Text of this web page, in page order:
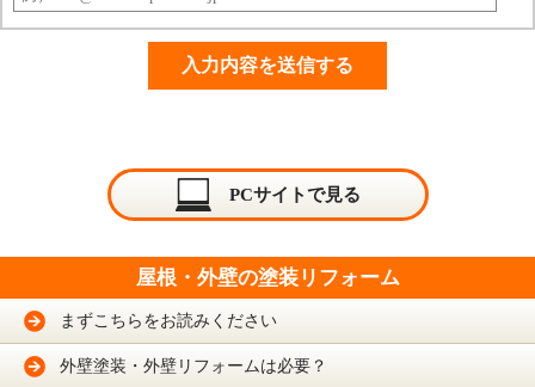
PCサイトで見る
屋根・外壁の塗装リフォーム
まずこちらをお読みください
外壁塗装・外壁リフォームは必要？